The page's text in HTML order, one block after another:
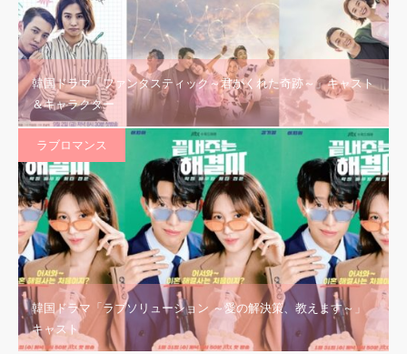
韓国ドラマ「ファンタスティック～君がくれた奇跡～」キャスト
＆キャラクター
ラブロマンス
韓国ドラマ「ラブソリューション ～愛の解決策、教えます～」
キャスト